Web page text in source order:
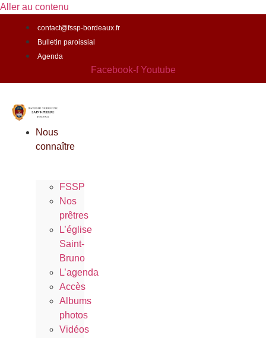
Aller au contenu
contact@fssp-bordeaux.fr
Bulletin paroissial
Agenda
Facebook-f Youtube
Nous
connaître
FSSP
Nos
prêtres
L’église
Saint-
Bruno
L’agenda
Accès
Albums
photos
Vidéos